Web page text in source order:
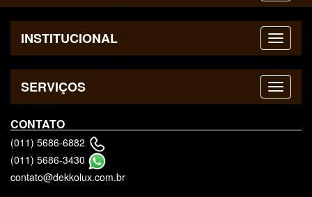
INSTITUCIONAL
SERVIÇOS
CONTATO
(011) 5686-6882
(011) 5686-3430
contato@dekkolux.com.br